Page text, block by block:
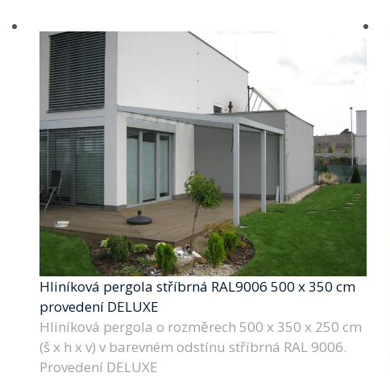
Hliníková pergola stříbrná RAL9006 500 x 350 cm
provedení DELUXE
Hliníková pergola o rozměrech 500 x 350 x 250 cm
(š x h x v) v barevném odstínu stříbrná RAL 9006.
Provedení DELUXE